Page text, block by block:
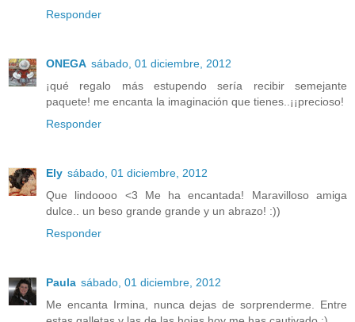
Responder
ONEGA sábado, 01 diciembre, 2012
¡qué regalo más estupendo sería recibir semejante
paquete! me encanta la imaginación que tienes..¡¡precioso!
Responder
Ely sábado, 01 diciembre, 2012
Que lindoooo <3 Me ha encantada! Maravilloso amiga
dulce.. un beso grande grande y un abrazo! :))
Responder
Paula sábado, 01 diciembre, 2012
Me encanta Irmina, nunca dejas de sorprenderme. Entre